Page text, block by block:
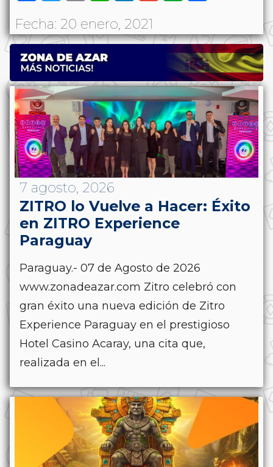
Fecha: 20 enero, 2021
7 agosto, 2026
ZITRO lo Vuelve a Hacer: Éxito
en ZITRO Experience
Paraguay
Paraguay.- 07 de Agosto de 2026
www.zonadeazar.com Zitro celebró con
gran éxito una nueva edición de Zitro
Experience Paraguay en el prestigioso
Hotel Casino Acaray, una cita que,
realizada en el...